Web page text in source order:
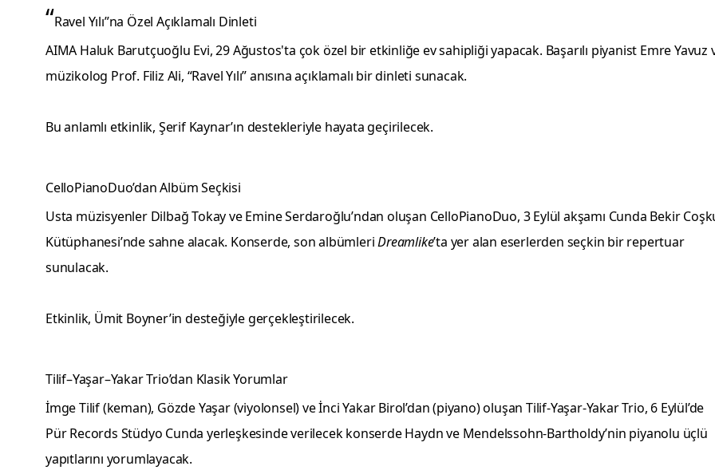
“Ravel Yılı”na Özel Açıklamalı Dinleti
AIMA Haluk Barutçuoğlu Evi, 29 Ağustos'ta çok özel bir etkinliğe ev sahipliği yapacak. Başarılı piyanist Emre Yavuz
müzikolog Prof. Filiz Ali, “Ravel Yılı” anısına açıklamalı bir dinleti sunacak.
Bu anlamlı etkinlik, Şerif Kaynar’ın destekleriyle hayata geçirilecek.
CelloPianoDuo’dan Albüm Seçkisi
Usta müzisyenler Dilbağ Tokay ve Emine Serdaroğlu’ndan oluşan CelloPianoDuo, 3 Eylül akşamı Cunda Bekir
Kütüphanesi’nde sahne alacak. Konserde, son albümleriDreamlike’ta yer alan eserlerden seçkin bir repertuar
sunulacak.
Etkinlik, Ümit Boyner’in desteğiyle gerçekleştirilecek.
Tilif–Yaşar–Yakar Trio’dan Klasik Yorumlar
İmge Tilif (keman), Gözde Yaşar (viyolonsel) ve İnci Yakar Birol’dan (piyano) oluşan Tilif-Yaşar-Yakar Trio, 6 Eylül’de
Pür Records Stüdyo Cunda yerleşkesinde verilecek konserde Haydn ve Mendelssohn-Bartholdy’nin piyanolu üçlü
yapıtlarını yorumlayacak.